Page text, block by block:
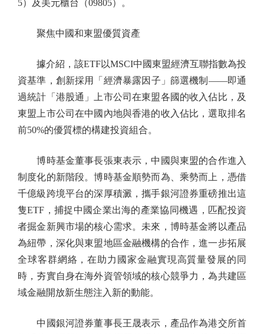
5）及美元櫃台（09805）。
聚焦中國和東盟優質資產
據介紹，該ETF以MSCI中國東盟經濟互聯指數為投
資基準，創新採用「經濟暴露因子」篩選機制——即通
過統計「港股通」上市公司在東盟各國的收入佔比，及
東盟上市公司在中國內地與香港的收入佔比，選取排名
前50%的優質標的構建投資組合。
博時基金董事長張東表示，中國與東盟的合作進入
制度化的新階段。博時基金順勢而為、乘勢而上，憑借
千億級跨境平台的深厚積澱，攜手銀河證券重磅推出這
隻ETF，捕捉中國企業出海的產業協同機遇，匹配投資
者掘金新興市場的核心需求。未來，博時基金將以產品
為紐帶，深化與東盟地區金融機構的合作，進一步拓展
全球客群網絡，在助力國家金融實現高質量發展的同
時，夯實自身在海外資管領域的核心競爭力，為共建區
域金融開放新生態注入新的動能。
中國銀河證券董事長王晟表示，產品作為港交所首